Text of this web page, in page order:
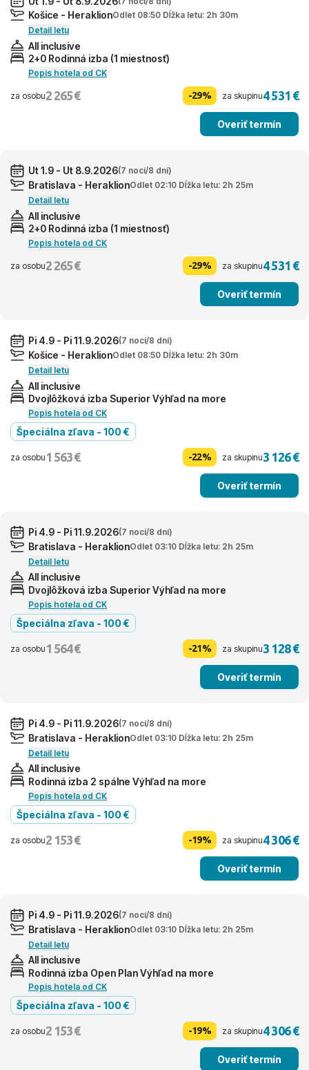
Košice - HeraklionOdlet 08:50 Dĺžka letu: 2h 30m
Detail letu
All inclusive
2+0 Rodinná izba (1 miestnosť)
Popis hotela od CK
za osobu2 265 € -29% za skupinu4 531 €
Overiť termín
Ut 1.9 - Ut 8.9.2026(7 nocí/8 dní)
Bratislava - HeraklionOdlet 02:10 Dĺžka letu: 2h 25m
Detail letu
All inclusive
2+0 Rodinná izba (1 miestnosť)
Popis hotela od CK
za osobu2 265 € -29% za skupinu4 531 €
Overiť termín
Pi 4.9 - Pi 11.9.2026(7 nocí/8 dní)
Košice - HeraklionOdlet 08:50 Dĺžka letu: 2h 30m
Detail letu
All inclusive
Dvojlôžková izba Superior Výhľad na more
Popis hotela od CK
Špeciálna zľava - 100 €
za osobu 1 563 € -22% za skupinu3 126 €
Overiť termín
Pi 4.9 - Pi 11.9.2026(7 nocí/8 dní)
Bratislava - HeraklionOdlet 03:10 Dĺžka letu: 2h 25m
Detail letu
All inclusive
Dvojlôžková izba Superior Výhľad na more
Popis hotela od CK
Špeciálna zľava - 100 €
za osobu 1 564 € -21% za skupinu3 128 €
Overiť termín
Pi 4.9 - Pi 11.9.2026(7 nocí/8 dní)
Bratislava - HeraklionOdlet 03:10 Dĺžka letu: 2h 25m
Detail letu
All inclusive
Rodinná izba 2 spálne Výhľad na more
Popis hotela od CK
Špeciálna zľava - 100 €
za osobu2 153 € -19% za skupinu4 306 €
Overiť termín
Pi 4.9 - Pi 11.9.2026(7 nocí/8 dní)
Bratislava - HeraklionOdlet 03:10 Dĺžka letu: 2h 25m
Detail letu
All inclusive
Rodinná izba Open Plan Výhľad na more
Popis hotela od CK
Špeciálna zľava - 100 €
za osobu2 153 € -19% za skupinu4 306 €
Overiť termín